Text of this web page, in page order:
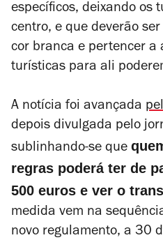
específicos, deixando os
centro, e que deverão
cor branca e pertencer a
turísticas para ali
A notícia foi avançada
depois divulgada pelo
sublinhando-se que
regras poderá ter de
500 euros e ver o
medida vem na
novo regulamento, a 30